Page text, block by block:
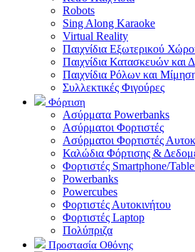
Robots
Sing Along Karaoke
Virtual Reality
Παιχνίδια Εξωτερικού
Παιχνίδια Κατασκευών και
Παιχνίδια Ρόλων και
Συλλεκτικές Φιγούρες
Φόρτιση
Ασύρματα Powerbanks
Aσύρματοι Φορτιστές
Ασύρματοι Φορτιστές
Καλώδια Φόρτισης &
Φορτιστές Smartphone/
Powerbanks
Powercubes
Φορτιστές Αυτοκινήτου
Φορτιστές Laptop
Πολύπριζα
Προστασία Οθόνης